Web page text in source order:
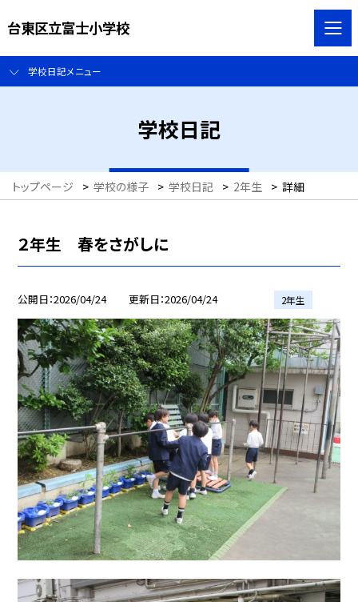
台東区立富士小学校
学校日記メニュー
学校日記
トップページ > 学校の様子 > 学校日記 > 2年生 > 詳細
２年生 春をさがしに
公開日 2026/04/24 更新日 2026/04/24 2年生